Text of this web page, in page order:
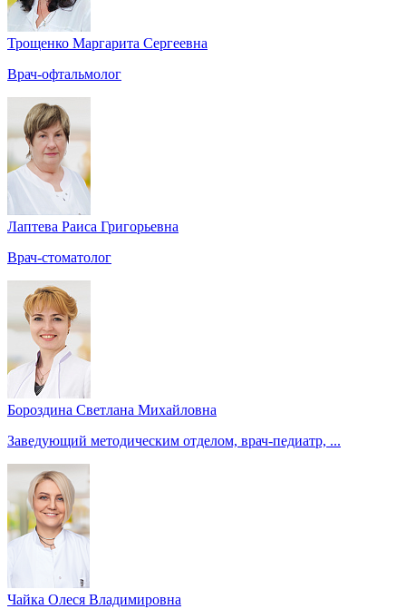
Трощенко Маргарита Сергеевна
Врач-офтальмолог
Лаптева Раиса Григорьевна
Врач-стоматолог
Бороздина Светлана Михайловна
Заведующий методическим отделом, врач-педиатр, ...
Чайка Олеся Владимировна